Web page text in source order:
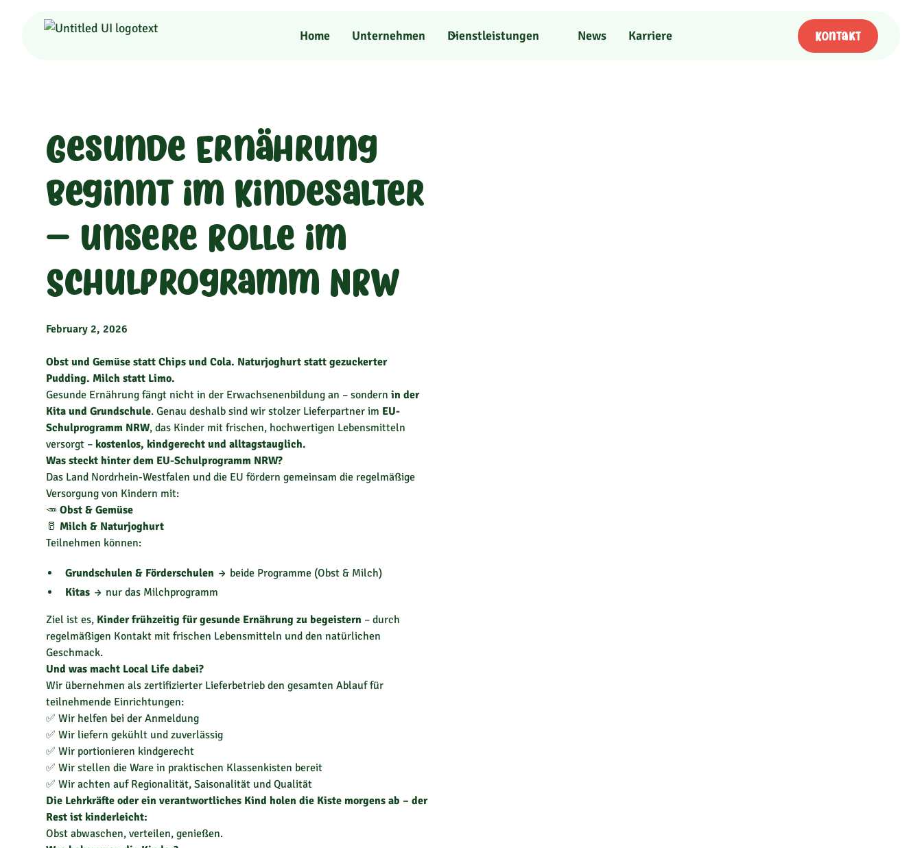
Home Unternehmen Dienstleistungen News Karriere Kontakt
Gesunde Ernährung
beginnt im Kindesalter
– unsere Rolle im
Schulprogramm NRW
February 2, 2026
Obst und Gemüse statt Chips und Cola. Naturjoghurt statt gezuckerter
Pudding. Milch statt Limo.
Gesunde Ernährung fängt nicht in der Erwachsenenbildung an – sondernin der
Kita und Grundschule. Genau deshalb sind wir stolzer Lieferpartner im EU-
Schulprogramm NRW, das Kinder mit frischen, hochwertigen Lebensmitteln
versorgt – kostenlos, kindgerecht und alltagstauglich.
Was steckt hinter dem EU-Schulprogramm NRW?
Das Land Nordrhein-Westfalen und die EU fördern gemeinsam die regelmäßige
Versorgung von Kindern mit:
🥕Obst & Gemüse
🥛 Milch & Naturjoghurt
Teilnehmen können:
Grundschulen & Förderschulen → beide Programme (Obst & Milch)
Kitas → nur das Milchprogramm
Ziel ist es, Kinder frühzeitig für gesunde Ernährung zu begeistern – durch
regelmäßigen Kontakt mit frischen Lebensmitteln und den natürlichen
Geschmack.
Und was macht Local Life dabei?
Wir übernehmen als zertifizierter Lieferbetrieb den gesamten Ablauf für
teilnehmende Einrichtungen:
✅ Wir helfen bei der Anmeldung
✅ Wir liefern gekühlt und zuverlässig
✅ Wir portionieren kindgerecht
✅ Wir stellen die Ware in praktischen Klassenkisten bereit
✅ Wir achten auf Regionalität, Saisonalität und Qualität
Die Lehrkräfte oder ein verantwortliches Kind holen die Kiste morgens ab – der
Rest ist kinderleicht:
Obst abwaschen, verteilen, genießen.